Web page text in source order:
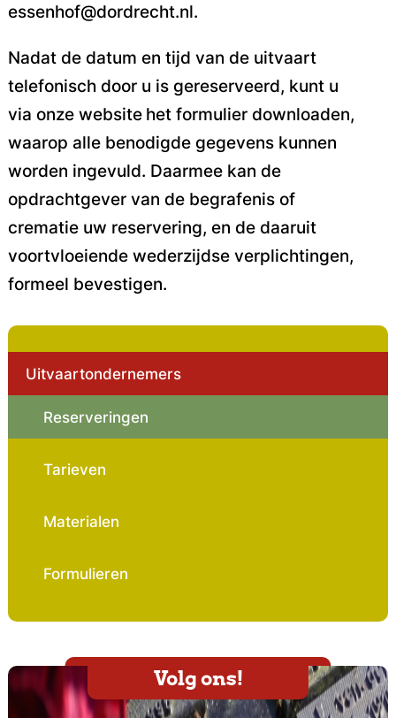
essenhof@dordrecht.nl.
Nadat de datum en tijd van de uitvaart
telefonisch door u is gereserveerd, kunt u
via onze website het formulier downloaden,
waarop alle benodigde gegevens kunnen
worden ingevuld. Daarmee kan de
opdrachtgever van de begrafenis of
crematie uw reservering, en de daaruit
voortvloeiende wederzijdse verplichtingen,
formeel bevestigen.
Uitvaartondernemers
Reserveringen
Tarieven
Materialen
Formulieren
Volg ons!